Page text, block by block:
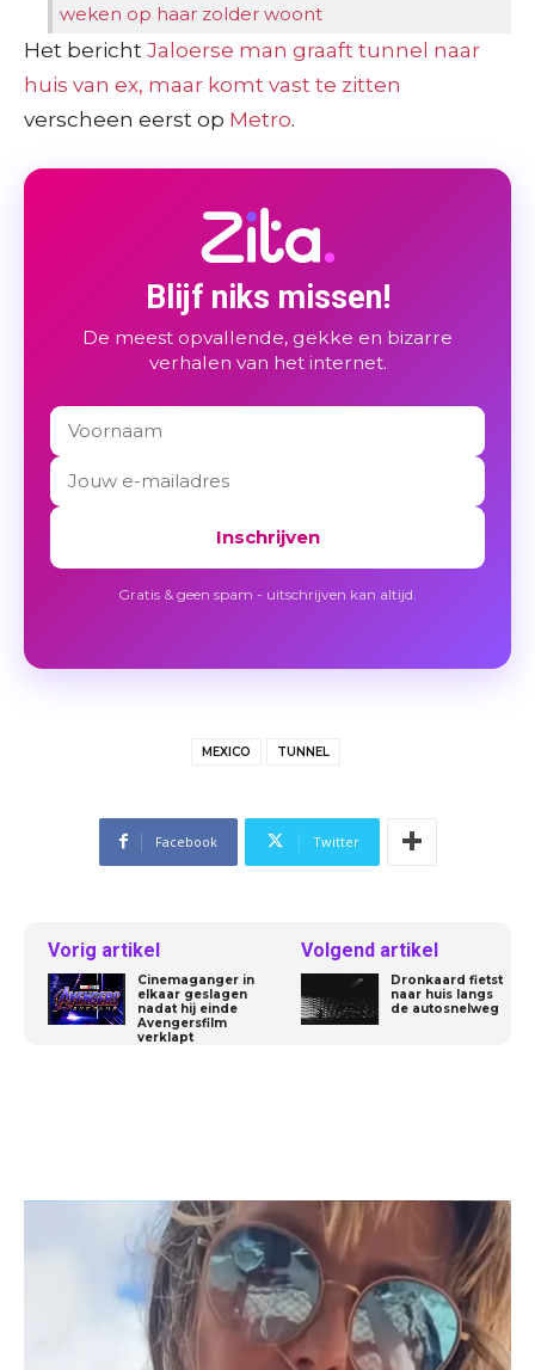
weken op haar zolder woont
Het bericht Jaloerse man graaft tunnel naar
huis van ex, maar komt vast te zitten
verscheen eerst op Metro.
Blijf niks missen!
De meest opvallende, gekke en bizarre
verhalen van het internet.
Inschrijven
Gratis & geen spam - uitschrijven kan altijd.
MEXICO TUNNEL
Facebook Twitter
Vorig artikel
Cinemaganger in
elkaar geslagen
nadat hij einde
Avengersfilm
verklapt
Volgend artikel
Dronkaard fietst
naar huis langs
de autosnelweg